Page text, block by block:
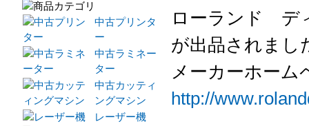
ローランド デ
が出品されまし
メーカーホーム
http://
中古プリンタ
ー
中古ラミネー
ター
中古カッティ
ングマシン
レーザー機